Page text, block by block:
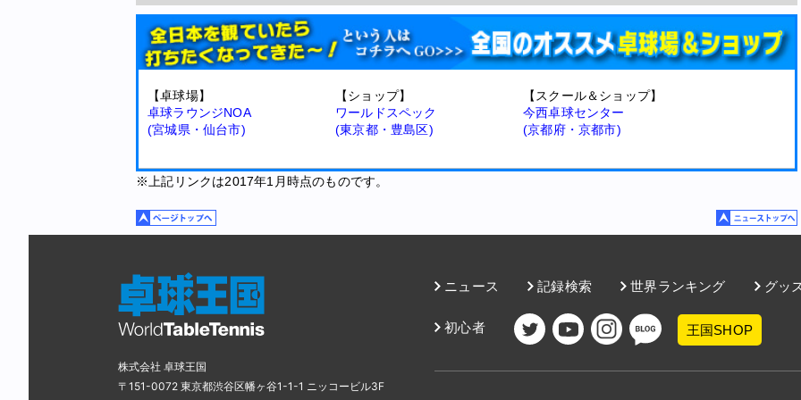
【卓球場】
卓球ラウンジNOA
(宮城県・仙台市)
【ショップ】
ワールドスペック
(東京都・豊島区)
【スクール＆ショップ】
今西卓球センター
(京都府・京都市)
※上記リンクは2017年1月時点のものです。
ニュース 記録検索 世界ランキング グッ
初心者 王国SHOP
株式会社 卓球王国
〒151-0072 東京都渋谷区幡ヶ谷1-1-1 ニッコービル3F